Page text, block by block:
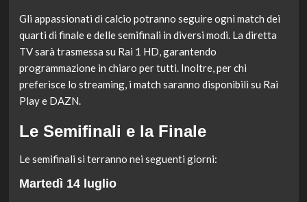
Gli appassionati di calcio potranno seguire ogni match dei
quarti di finale e delle semifinali in diversi modi. La diretta
TV sarà trasmessa su Rai 1 HD, garantendo
programmazione in chiaro per tutti. Inoltre, per chi
preferisce lo streaming, i match saranno disponibili su Rai
Play e DAZN.
Le Semifinali e la Finale
Le semifinali si terranno nei seguenti giorni:
Martedì 14 luglio